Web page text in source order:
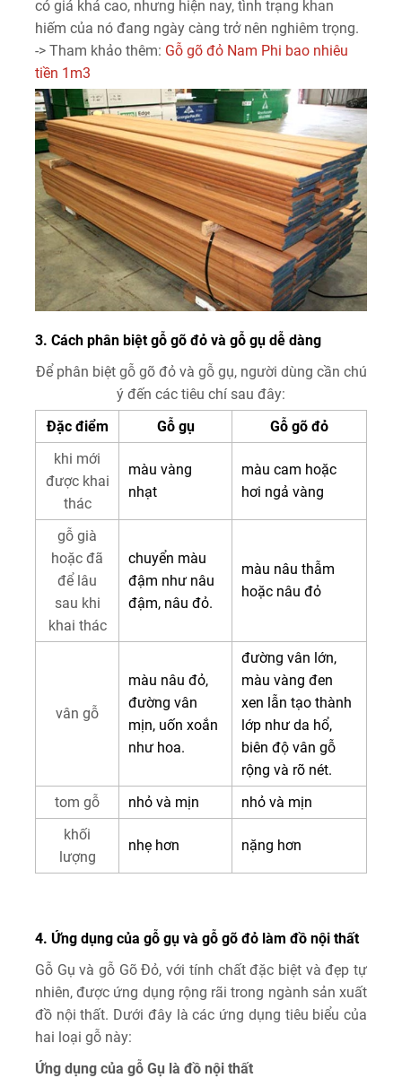
có giá khá cao, nhưng hiện nay, tình trạng khan
hiếm của nó đang ngày càng trở nên nghiêm trọng.
-> Tham khảo thêm: Gỗ gõ đỏ Nam Phi bao nhiêu
tiền 1m3
3. Cách phân biệt gỗ gõ đỏ và gỗ gụ dễ dàng
Để phân biệt gỗ gõ đỏ và gỗ gụ, người dùng cần chú
ý đến các tiêu chí sau đây:
Đặc điểm
Gỗ gụ
Gỗ gõ đỏ
khi mới
được khai
thác
màu vàng
nhạt
màu cam hoặc
hơi ngả vàng
gỗ già
hoặc đã
để lâu
sau khi
khai thác
chuyển màu
đậm như nâu
đậm, nâu đỏ.
màu nâu thẫm
hoặc nâu đỏ
vân gỗ
màu nâu đỏ,
đường vân
mịn, uốn xoắn
như hoa.
đường vân lớn,
màu vàng đen
xen lẫn tạo thành
lớp như da hổ,
biên độ vân gỗ
rộng và rõ nét.
tom gỗ
nhỏ và mịn
nhỏ và mịn
khối
lượng
nhẹ hơn nặng hơn
4. Ứng dụng của gỗ gụ và gỗ gõ đỏ làm đồ nội thất
Gỗ Gụ và gỗ Gõ Đỏ, với tính chất đặc biệt và đẹp tự
nhiên, được ứng dụng rộng rãi trong ngành sản xuất
đồ nội thất. Dưới đây là các ứng dụng tiêu biểu của
hai loại gỗ này:
Ứng dụng của gỗ Gụ là đồ nội thất